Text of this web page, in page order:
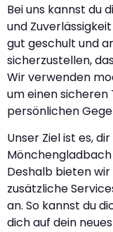
Bei uns kannst du
und
gut geschult und
sicherzustellen,
Wir verwenden
um einen
persönlichen
Unser Ziel ist es,
Deshalb bieten
zusätzliche
an. So kannst du
dich auf dein